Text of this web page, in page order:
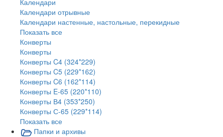
Календари
Календари отрывные
Календари настенные, настольные, перекидные
Показать все
Конверты
Конверты
Конверты C4 (324*229)
Конверты C5 (229*162)
Конверты C6 (162*114)
Конверты E-65 (220*110)
Конверты В4 (353*250)
Конверты С-65 (229*114)
Показать все
Папки и архивы